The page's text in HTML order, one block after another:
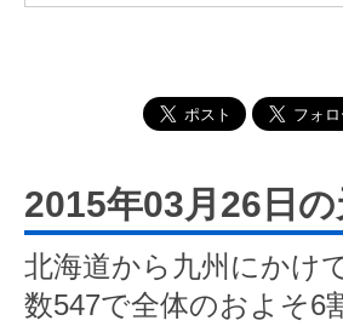
2015年03月26日
北海道から九州にかけ
数547で全体のおよそ6